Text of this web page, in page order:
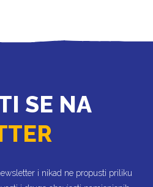
SE NA
i nikad ne propusti priliku